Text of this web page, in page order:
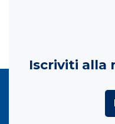
Iscriviti alla